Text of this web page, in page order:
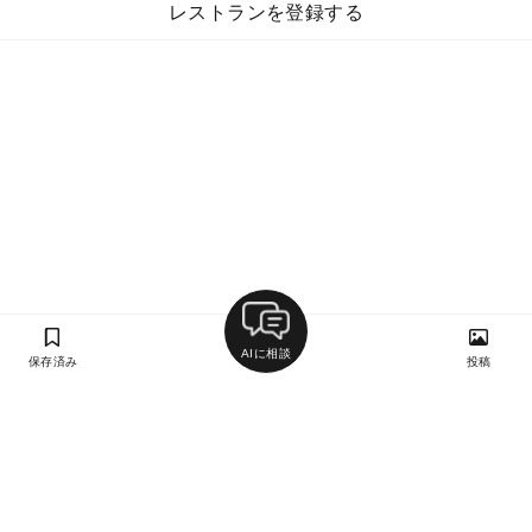
レストランを登録する
保存済み
AIに相談
投稿